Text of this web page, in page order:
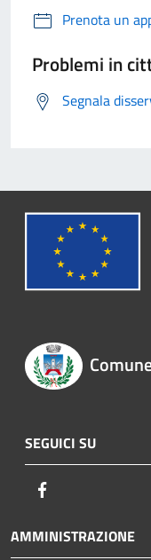
Prenota un
Problemi in
Segnala
SEGUICI SU
AMMINISTRAZIONE